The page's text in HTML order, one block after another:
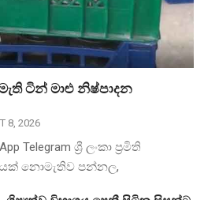
ටින් මාළු නිෂ්පාදන
8, 2026
Telegram ශ්‍රී ලංකා ප්‍රමිති
නොමැතිව පන්නල,